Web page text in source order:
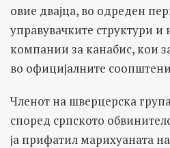
овие двајца, во одреден
управувачките структури
компании за канабис, кои
во официјалните
Членот на шверцерска
според српското
ја прифатил марихуаната